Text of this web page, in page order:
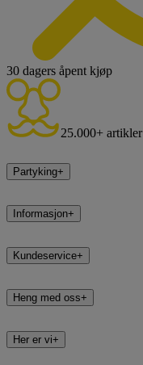
30 dagers åpent kjøp
25.000+ artikler
Partyking+
Informasjon+
Kundeservice+
Heng med oss+
Her er vi+